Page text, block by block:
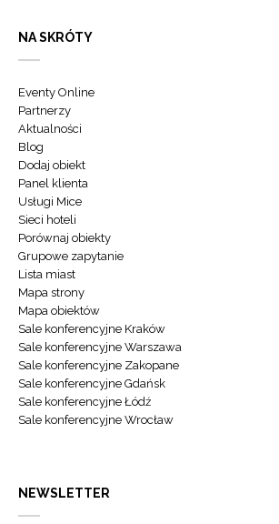
NA SKRÓTY
Eventy Online
Partnerzy
Aktualności
Blog
Dodaj obiekt
Panel klienta
Usługi Mice
Sieci hoteli
Porównaj obiekty
Grupowe zapytanie
Lista miast
Mapa strony
Mapa obiektów
Sale konferencyjne Kraków
Sale konferencyjne Warszawa
Sale konferencyjne Zakopane
Sale konferencyjne Gdańsk
Sale konferencyjne Łódź
Sale konferencyjne Wrocław
NEWSLETTER